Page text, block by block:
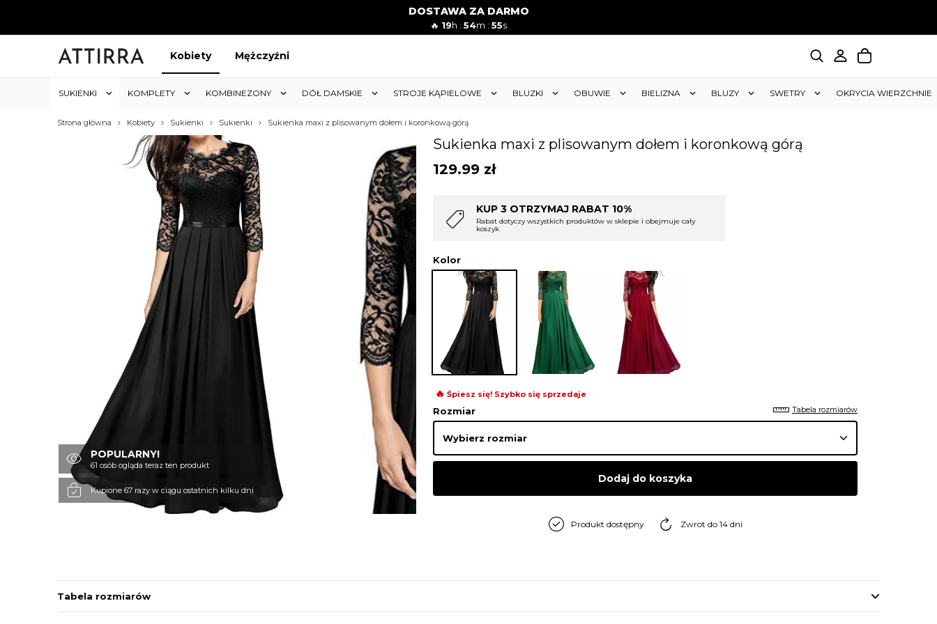
DOSTAWA ZA DARMO
🔥 19h : 54m : 53s
Kobiety Mężczyźni
SUKIENKI KOMPLETY KOMBINEZONY DÓŁ DAMSKIE STROJE KĄPIELOWE BLUZKI OBUWIE BIELIZNA BLUZY SWETRY OKRYCIA WIERZCHNIE
Strona główna Kobiety Sukienki Sukienki Sukienka maxi z plisowanym dołem i koronkową górą
POPULARNY!
61 osób ogląda teraz ten produkt
Kupione 67 razy w ciągu ostatnich kilku dni
Sukienka maxi z plisowanym dołem i koronkową górą
129.99 zł
KUP 3 OTRZYMAJ RABAT 10%
Rabat dotyczy wszystkich produktów w sklepie i obejmuje cały
koszyk
KUP 4 OTRZYMAJ RABAT 15%
Rabat dotyczy wszystkich produktów w sklepie i obejmuje cały
koszyk
Kolor
🔥 Śpiesz się! Szybko się sprzedaje
Rozmiar Tabela rozmiarów
Dodaj do koszyka
Produkt dostępny Zwrot do 14 dni
Tabela rozmiarów